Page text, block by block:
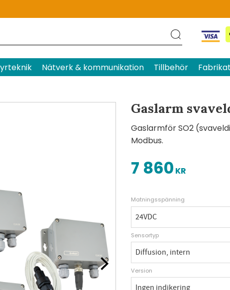
Nätverk & kommunikation Tillbehör Fabrikat
Gaslarm
Gaslarmför SO2
Modbus.
7 860 KR
Matningsspänning
Sensortyp
Version
Baserat på